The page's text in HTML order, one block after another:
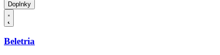
Doplnky
Beletria